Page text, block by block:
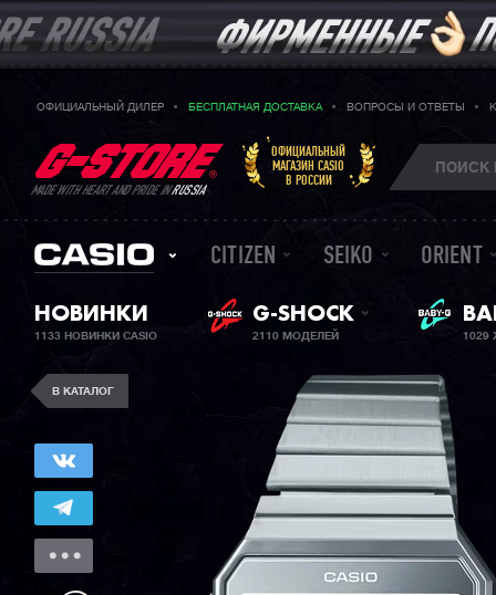
ОФИЦИАЛЬНЫЙ ДИЛЕР БЕСПЛАТНАЯ ДОСТАВКА ВОПРОСЫ И ОТВЕТЫ
MADE WITH HEART AND PRIDE INRUSSIA
ОФИЦИАЛЬНЫЙ
МАГАЗИН CASIO
В РОССИИ
CITIZEN SEIKO ORIENT
НОВИНКИ
1133 НОВИНКИ CASIO
G-SHOCK
2110 МОДЕЛЕЙ 1029
В КАТАЛОГ